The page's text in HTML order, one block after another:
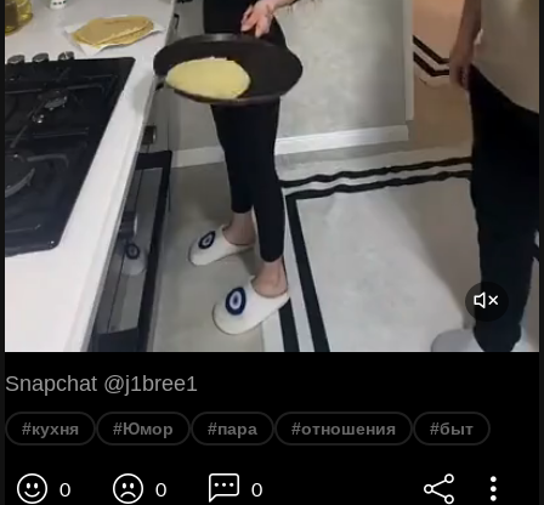
Snapchat @j1bree1
#кухня #Юмор #пара #отношения #быт
0 0 0